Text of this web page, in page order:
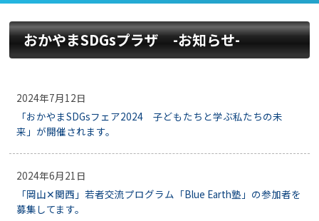
おかやまSDGsプラザ -お知らせ-
2024年7月12日
「おかやまSDGsフェア2024 子どもたちと学ぶ私たちの未
来」が開催されます。
2024年6月21日
「岡山✕関西」若者交流プログラム「Blue Earth塾」の参加者を
募集してます。